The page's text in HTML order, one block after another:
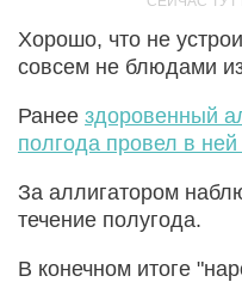
Хорошо, что не
совсем не блюдами
Ранее здоровенный
полгода провел в
За аллигатором
течение полугода.
В конечном итоге